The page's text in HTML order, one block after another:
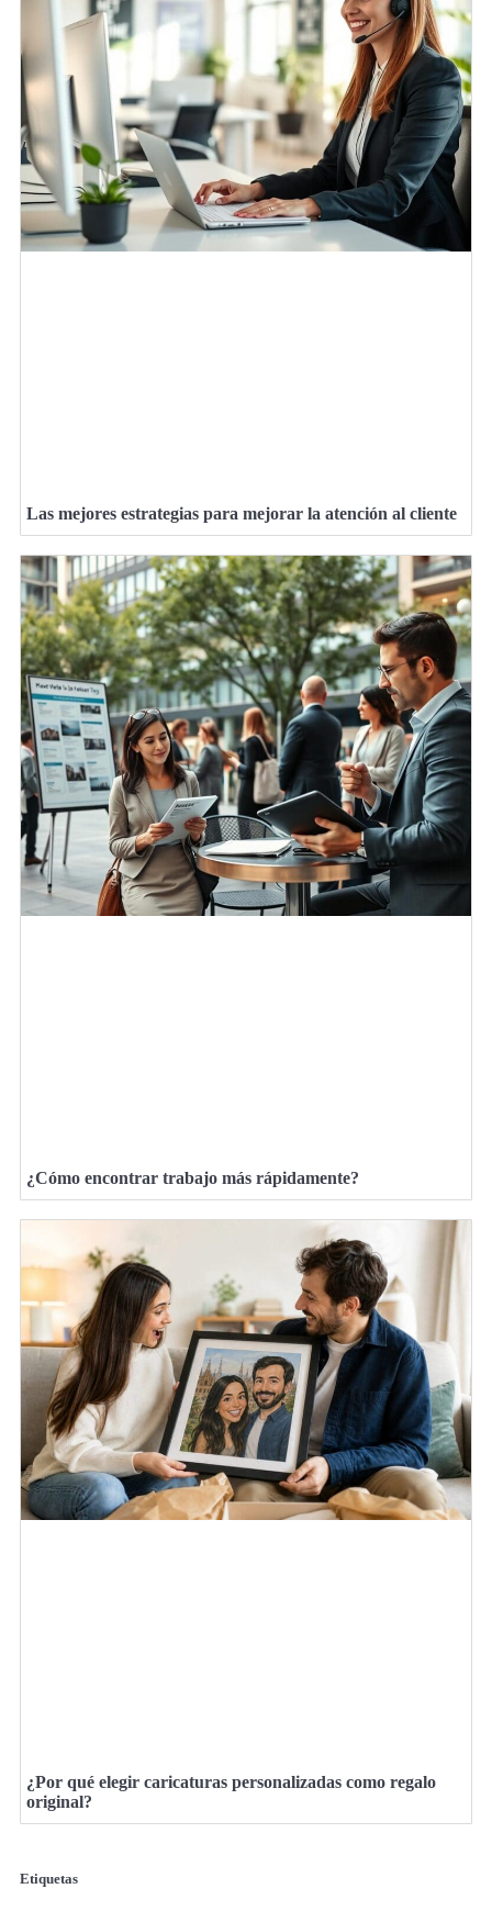
Las mejores estrategias para mejorar la atención al cliente
¿Cómo encontrar trabajo más rápidamente?
¿Por qué elegir caricaturas personalizadas como regalo
original?
Etiquetas